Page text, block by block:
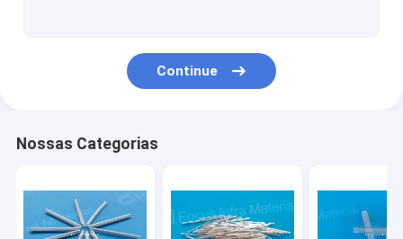
Casa
Sobre nós
Continue
Nossas Categorias